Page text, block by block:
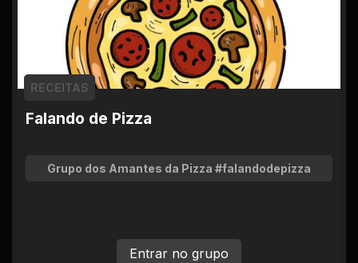
Falando de Pizza
RECEITAS
Grupo dos Amantes da Pizza #falandodepizza
Entrar no grupo